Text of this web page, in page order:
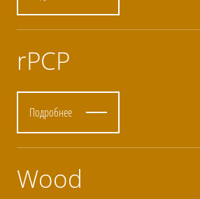
rPCP
Подробнее
Wood